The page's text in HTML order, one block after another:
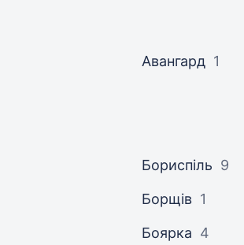
Авангард 1
Бориспіль 9
Борщів 1
Боярка 4